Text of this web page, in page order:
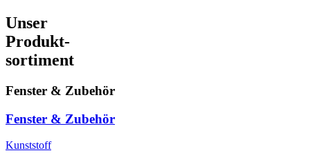
Unser
Produkt-
sortiment
Fenster & Zubehör
Fenster & Zubehör
Kunststoff